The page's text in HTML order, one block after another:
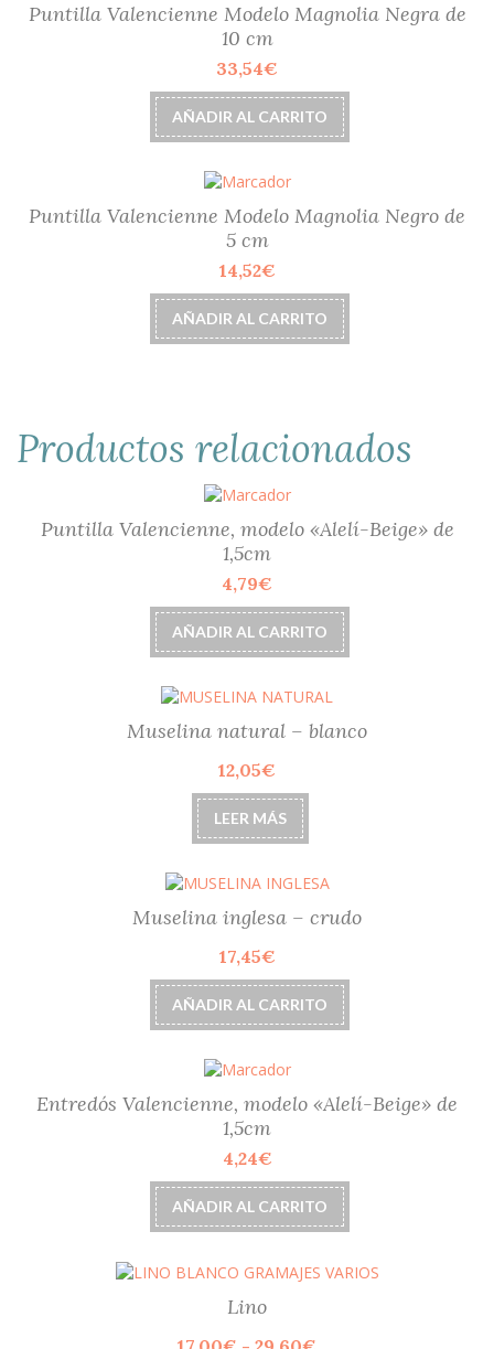
Puntilla Valencienne Modelo Magnolia Negra de
10 cm
33,54€
AÑADIR AL CARRITO
Puntilla Valencienne Modelo Magnolia Negro de
5 cm
14,52€
AÑADIR AL CARRITO
Productos relacionados
Puntilla Valencienne, modelo «Alelí-Beige» de
1,5cm
4,79€
AÑADIR AL CARRITO
Muselina natural – blanco
12,05€
LEER MÁS
Muselina inglesa – crudo
17,45€
AÑADIR AL CARRITO
Entredós Valencienne, modelo «Alelí-Beige» de
1,5cm
4,24€
AÑADIR AL CARRITO
Lino